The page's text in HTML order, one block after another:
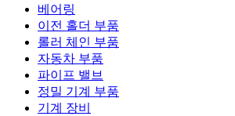
베어링
이전 홀더 부품
롤러 체인 부품
자동차 부품
파이프 밸브
정밀 기계 부품
기계 장비